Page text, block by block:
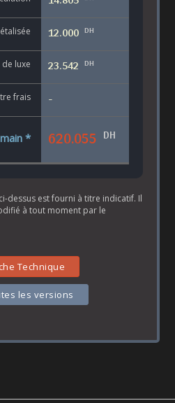
12.000 DH
de luxe 23.542 DH
frais -
* 620.055 DH
dessus est fourni à titre indicatif. Il
à tout moment par le
Technique
les versions